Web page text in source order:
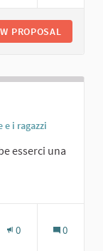
PROPOSAL
e i ragazzi
esserci una
0 0